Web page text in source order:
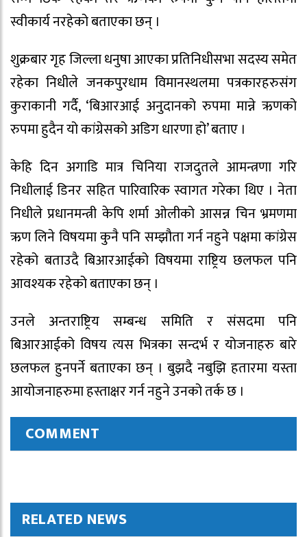
स्वीकार्य नरहेको बताएका छन् ।
शुक्रबार गृह जिल्ला धनुषा आएका प्रतिनिधीसभा सदस्य समेत
रहेका निधीले जनकपुरधाम विमानस्थलमा पत्रकारहरुसंग
कुराकानी गर्दै, ‘बिआरआई अनुदानको रुपमा मान्ने ऋणको
रुपमा हुदैन यो कांग्रेसको अडिग धारणा हो’ बताए ।
केहि दिन अगाडि मात्र चिनिया राजदुतले आमन्त्रणा गरि
निधीलाई डिनर सहित पारिवारिक स्वागत गरेका थिए । नेता
निधीले प्रधानमन्त्री केपि शर्मा ओलीको आसन्न चिन भ्रमणमा
ऋण लिने विषयमा कुनै पनि सम्झौता गर्न नहुने पक्षमा कांग्रेस
रहेको बताउदै बिआरआईको विषयमा राष्ट्रिय छलफल पनि
आवश्यक रहेको बताएका छन् ।
उनले अन्तराष्ट्रिय सम्बन्ध समिति र संसदमा पनि
बिआरआईको विषय त्यस भित्रका सन्दर्भ र योजनाहरु बारे
छलफल हुनपर्ने बताएका छन् । बुझदै नबुझि हतारमा यस्ता
आयोजनाहरुमा हस्ताक्षर गर्न नहुने उनको तर्क छ ।
COMMENT
RELATED NEWS